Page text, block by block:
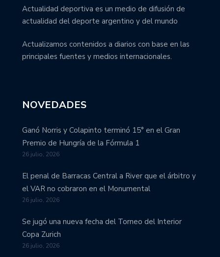
Actualidad deportiva es un medio de difusión de
actualidad del deporte argentino y del mundo
Actualizamos contenidos a diarios con base en las
principales fuentes y medios internacionales.
NOVEDADES
Ganó Norris y Colapinto terminó 15° en el Gran
Premio de Hungría de la Fórmula 1
26 julio, 2026
El penal de Barracas Central a River que el árbitro y
el VAR no cobraron en el Monumental
26 julio, 2026
Se jugó una nueva fecha del Torneo del Interior
Copa Zurich
26 julio, 2026